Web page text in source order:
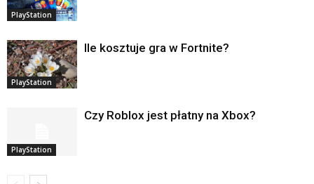
PlayStation
PlayStation
Ile kosztuje gra w Fortnite?
PlayStation
Czy Roblox jest płatny na Xbox?